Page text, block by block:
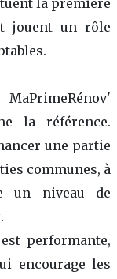
la première
jouent un rôle
la référence.
une partie
communes, à
un niveau de
performante,
encourage les